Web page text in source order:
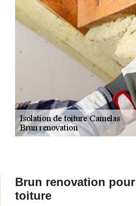
Brun renovation
toiture